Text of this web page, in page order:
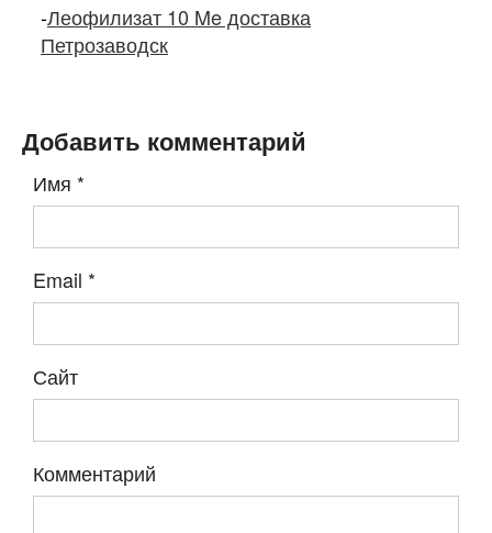
-Леофилизат 10 Me доставка
Петрозаводск
Добавить комментарий
Имя *
Email *
Сайт
Комментарий